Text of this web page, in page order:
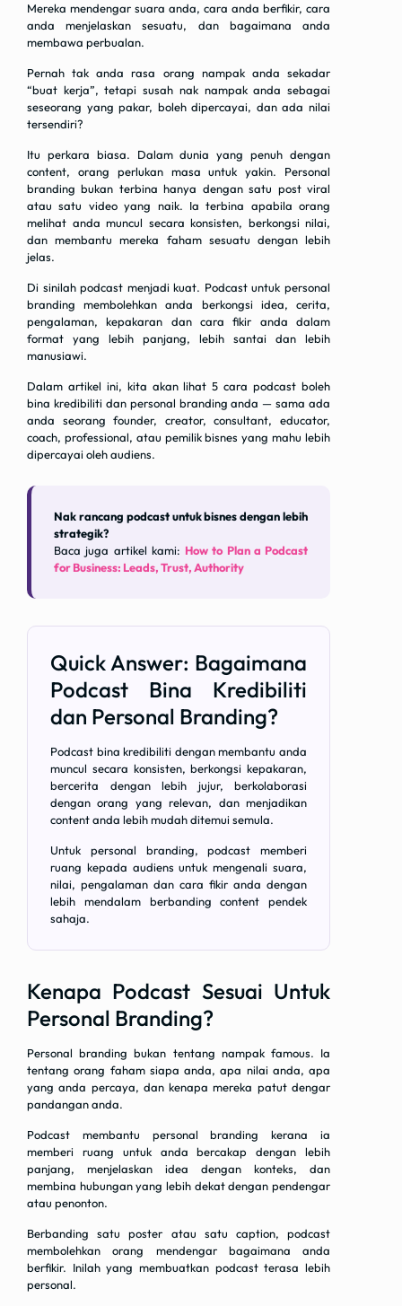
Mereka mendengar suara anda, cara anda berfikir, cara
anda menjelaskan sesuatu, dan bagaimana anda
membawa perbualan.
Pernah tak anda rasa orang nampak anda sekadar
“buat kerja”, tetapi susah nak nampak anda sebagai
seseorang yang pakar, boleh dipercayai, dan ada nilai
tersendiri?
Itu perkara biasa. Dalam dunia yang penuh dengan
content, orang perlukan masa untuk yakin. Personal
branding bukan terbina hanya dengan satu post viral
atau satu video yang naik. Ia terbina apabila orang
melihat anda muncul secara konsisten, berkongsi nilai,
dan membantu mereka faham sesuatu dengan lebih
jelas.
Di sinilah podcast menjadi kuat. Podcast untuk personal
branding membolehkan anda berkongsi idea, cerita,
pengalaman, kepakaran dan cara fikir anda dalam
format yang lebih panjang, lebih santai dan lebih
manusiawi.
Dalam artikel ini, kita akan lihat 5 cara podcast boleh
bina kredibiliti dan personal branding anda — sama ada
anda seorang founder, creator, consultant, educator,
coach, professional, atau pemilik bisnes yang mahu lebih
dipercayai oleh audiens.
Nak rancang podcast untuk bisnes dengan lebih
strategik?
Baca juga artikel kami: How to Plan a Podcast
for Business: Leads, Trust, Authority
Quick Answer: Bagaimana
Podcast Bina Kredibiliti
dan Personal Branding?
Podcast bina kredibiliti dengan membantu anda
muncul secara konsisten, berkongsi kepakaran,
bercerita dengan lebih jujur, berkolaborasi
dengan orang yang relevan, dan menjadikan
content anda lebih mudah ditemui semula.
Untuk personal branding, podcast memberi
ruang kepada audiens untuk mengenali suara,
nilai, pengalaman dan cara fikir anda dengan
lebih mendalam berbanding content pendek
sahaja.
Kenapa Podcast Sesuai Untuk
Personal Branding?
Personal branding bukan tentang nampak famous. Ia
tentang orang faham siapa anda, apa nilai anda, apa
yang anda percaya, dan kenapa mereka patut dengar
pandangan anda.
Podcast membantu personal branding kerana ia
memberi ruang untuk anda bercakap dengan lebih
panjang, menjelaskan idea dengan konteks, dan
membina hubungan yang lebih dekat dengan pendengar
atau penonton.
Berbanding satu poster atau satu caption, podcast
membolehkan orang mendengar bagaimana anda
berfikir. Inilah yang membuatkan podcast terasa lebih
personal.